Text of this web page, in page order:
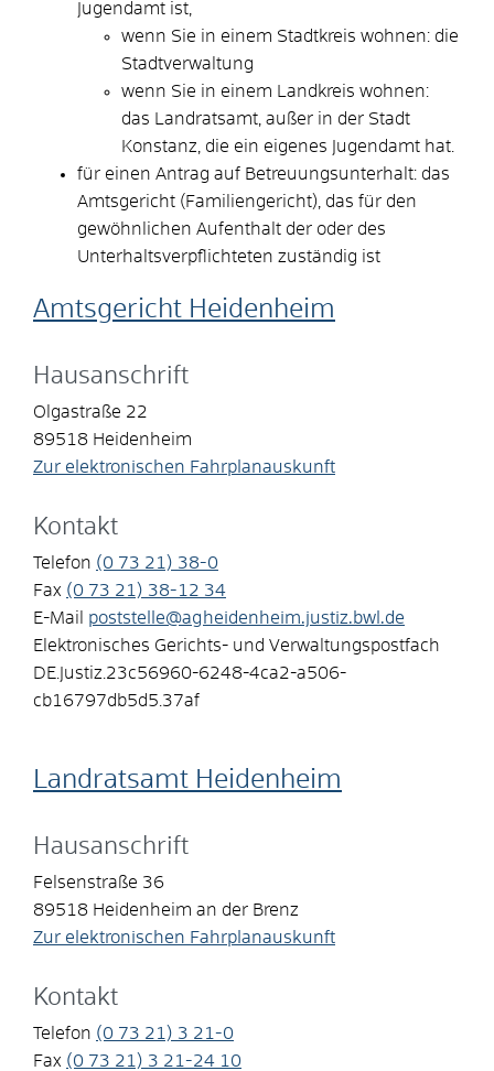
Jugendamt ist,
wenn Sie in einem Stadtkreis wohnen: die
Stadtverwaltung
wenn Sie in einem Landkreis wohnen:
das Landratsamt, außer in der Stadt
Konstanz, die ein eigenes Jugendamt hat.
für einen Antrag auf Betreuungsunterhalt: das
Amtsgericht (Familiengericht), das für den
gewöhnlichen Aufenthalt der oder des
Unterhaltsverpflichteten zuständig ist
Amtsgericht Heidenheim
Hausanschrift
Olgastraße 22
89518 Heidenheim
Zur elektronischen Fahrplanauskunft
Kontakt
Telefon (0 73 21) 38-0
Fax (0 73 21) 38-12 34
E-Mail
poststelle@agheidenheim.justiz.bwl.de
Elektronisches Gerichts- und Verwaltungspostfach
DE.Justiz.23c56960-6248-4ca2-a506-
cb16797db5d5.37af
Landratsamt Heidenheim
Hausanschrift
Felsenstraße 36
89518 Heidenheim an der Brenz
Zur elektronischen Fahrplanauskunft
Kontakt
Telefon (0 73 21) 3 21-0
Fax (0 73 21) 3 21-24 10